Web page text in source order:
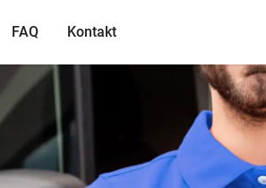
FAQ Kontakt